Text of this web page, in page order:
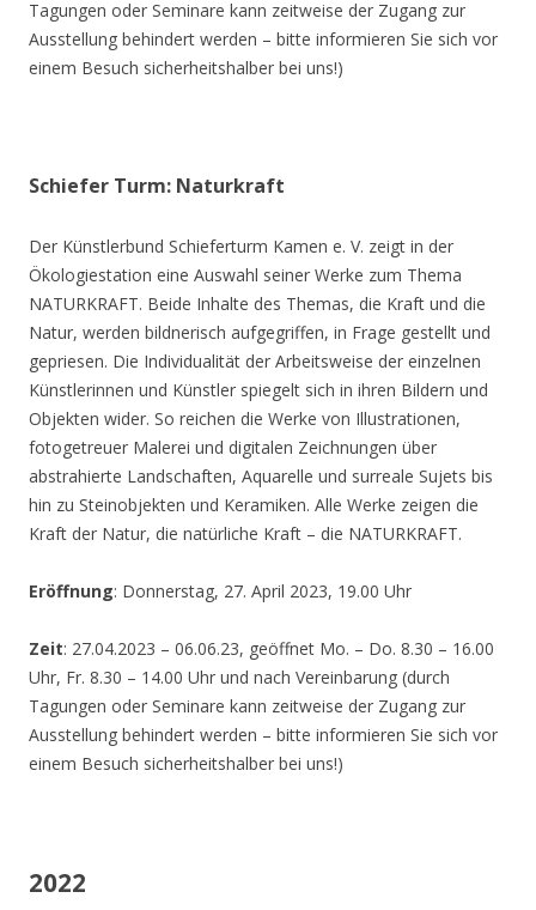
Tagungen oder Seminare kann zeitweise der Zugang zur
Ausstellung behindert werden – bitte informieren Sie sich vor
einem Besuch sicherheitshalber bei uns!)
Schiefer Turm: Naturkraft
Der Künstlerbund Schieferturm Kamen e. V. zeigt in der
Ökologiestation eine Auswahl seiner Werke zum Thema
NATURKRAFT. Beide Inhalte des Themas, die Kraft und die
Natur, werden bildnerisch aufgegriffen, in Frage gestellt und
gepriesen. Die Individualität der Arbeitsweise der einzelnen
Künstlerinnen und Künstler spiegelt sich in ihren Bildern und
Objekten wider. So reichen die Werke von Illustrationen,
fotogetreuer Malerei und digitalen Zeichnungen über
abstrahierte Landschaften, Aquarelle und surreale Sujets bis
hin zu Steinobjekten und Keramiken. Alle Werke zeigen die
Kraft der Natur, die natürliche Kraft – die NATURKRAFT.
Eröffnung: Donnerstag, 27. April 2023, 19.00 Uhr
Zeit: 27.04.2023 – 06.06.23, geöffnet Mo. – Do. 8.30 – 16.00
Uhr, Fr. 8.30 – 14.00 Uhr und nach Vereinbarung (durch
Tagungen oder Seminare kann zeitweise der Zugang zur
Ausstellung behindert werden – bitte informieren Sie sich vor
einem Besuch sicherheitshalber bei uns!)
2022